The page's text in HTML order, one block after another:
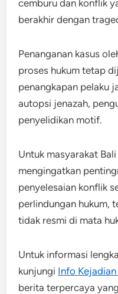
cemburu dan konflik
berakhir dengan
Penanganan kasus
proses hukum tetap
penangkapan pelaku
autopsi jenazah,
penyelidikan motif.
Untuk masyarakat
mengingatkan
penyelesaian konflik
perlindungan hukum,
tidak resmi di mata
Untuk informasi
kunjungi Info Kejadian
berita terpercaya